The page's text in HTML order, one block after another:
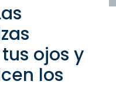
ojos y
los